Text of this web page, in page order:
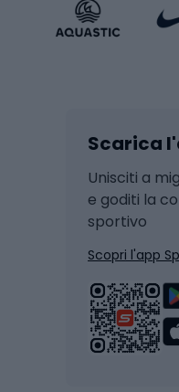
Accessori
Sci di fondo
Hockey
Snowboard
Skitouring
Pattini da
Biciclette
Scarica
Unisciti a
e goditi la
sportivo
Scopri l'app